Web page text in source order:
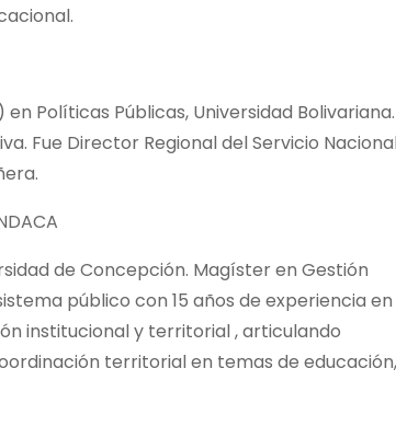
Políticas Públicas, Universidad Bolivariana.
Fue Director Regional del Servicio
de Concepción. Magíster en Gestión
público con 15 años de experiencia en
institucional y territorial , articulando
territorial en temas de educación,